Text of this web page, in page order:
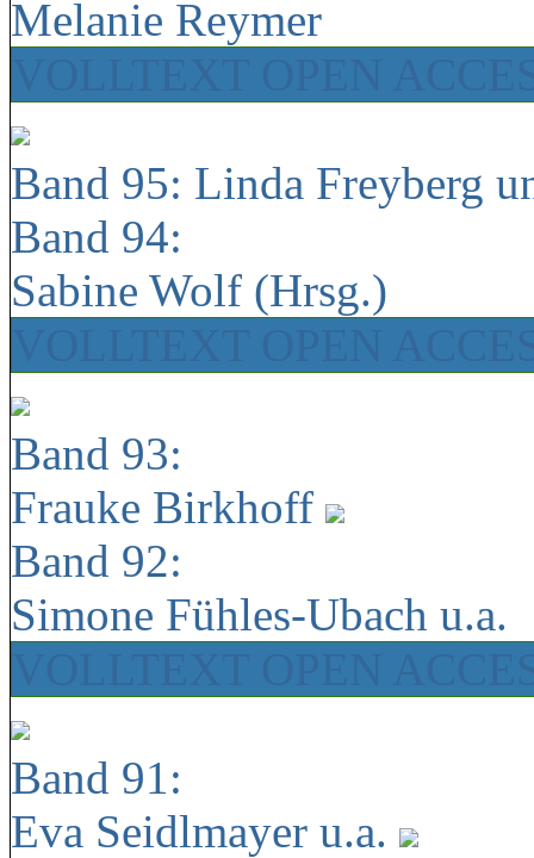
Melanie Reymer
Band 95: Linda Freyberg
Band 94:
Sabine Wolf (Hrsg.)
Band 93:
Frauke Birkhoff
Band 92:
Simone Fühles-Ubach u.a.
Band 91:
Eva Seidlmayer u.a.